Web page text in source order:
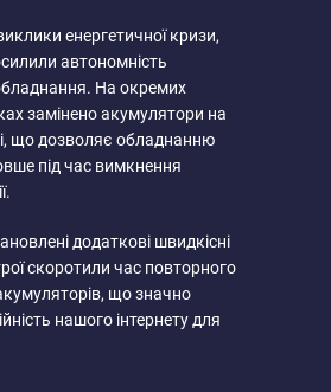
енергетичної кризи,
автономність
На окремих
замінено акумулятори на
що дозволяє обладнанню
під час вимкнення
додаткові швидкісні
скоротили час повторного
що значно
нашого інтернету для